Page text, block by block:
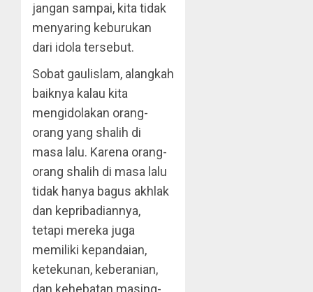
jangan sampai, kita tidak
menyaring keburukan
dari idola tersebut.
Sobat gaulislam, alangkah
baiknya kalau kita
mengidolakan orang-
orang yang shalih di
masa lalu. Karena orang-
orang shalih di masa lalu
tidak hanya bagus akhlak
dan kepribadiannya,
tetapi mereka juga
memiliki kepandaian,
ketekunan, keberanian,
dan kehebatan masing-